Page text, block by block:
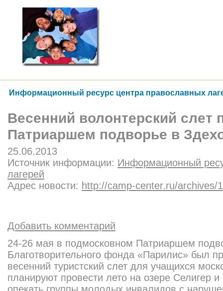
Информационный ресурс центра православных
Весенний волонтерский слет
Патриаршем подворье в
25.06.2013
Источник информации: Информационный
лагерей
Адрес новости: http://camp-center.ru/archives/
Добавить комментарий
24-26 мая в подмосковном Патриаршем
Благотворительного фонда «Парилис» был
весенний туристский слет для учащихся
планируют провести лето на озере Селигер и